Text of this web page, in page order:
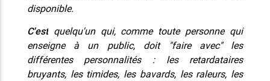
disponible.
C'estquelqu'un qui, comme toute personne qui
enseigne à un public, doit "faire avec" les
différentes personnalités : les retardataires
bruyants, les timides, les bavards, les raleurs, les